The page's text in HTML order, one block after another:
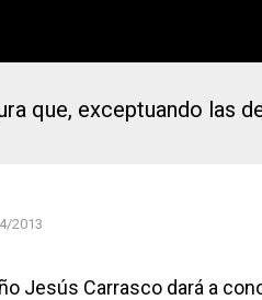
que, exceptuando las
2013
Jesús Carrasco dará a